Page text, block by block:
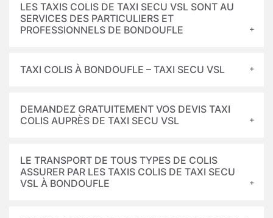
LES TAXIS COLIS DE TAXI SECU VSL SONT AU
SERVICES DES PARTICULIERS ET
PROFESSIONNELS DE BONDOUFLE
TAXI COLIS À BONDOUFLE – TAXI SECU VSL
DEMANDEZ GRATUITEMENT VOS DEVIS TAXI
COLIS AUPRÈS DE TAXI SECU VSL
LE TRANSPORT DE TOUS TYPES DE COLIS
ASSURER PAR LES TAXIS COLIS DE TAXI SECU
VSL À BONDOUFLE